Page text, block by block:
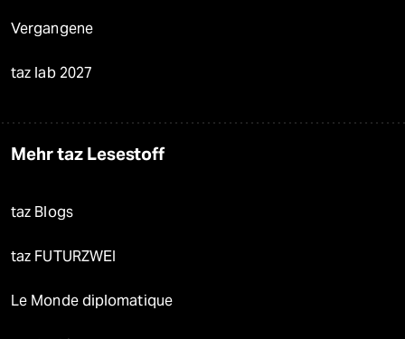
Vergangene
taz lab 2027
Mehr taz Lesestoff
taz Blogs
taz FUTURZWEI
Le Monde diplomatique